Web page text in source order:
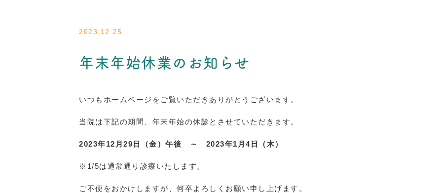
2023.12.25
年末年始休業のお知らせ
いつもホームページをご覧いただきありがとうございます。
当院は下記の期間、年末年始の休診とさせていただきます。
2023年12月29日（金）午後 ～ 2023年1月4日（木）
※1/5は通常通り診療いたします。
ご不便をおかけしますが、何卒よろしくお願い申し上げます。